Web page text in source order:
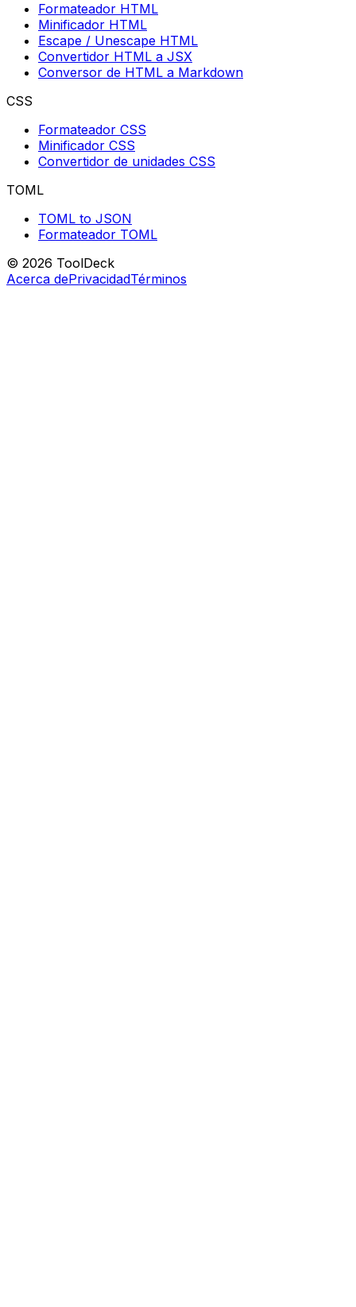
Formateador HTML
Minificador HTML
Escape / Unescape HTML
Convertidor HTML a JSX
Conversor de HTML a Markdown
CSS
Formateador CSS
Minificador CSS
Convertidor de unidades CSS
TOML
TOML to JSON
Formateador TOML
© 2026 ToolDeck
Acerca dePrivacidadTérminos